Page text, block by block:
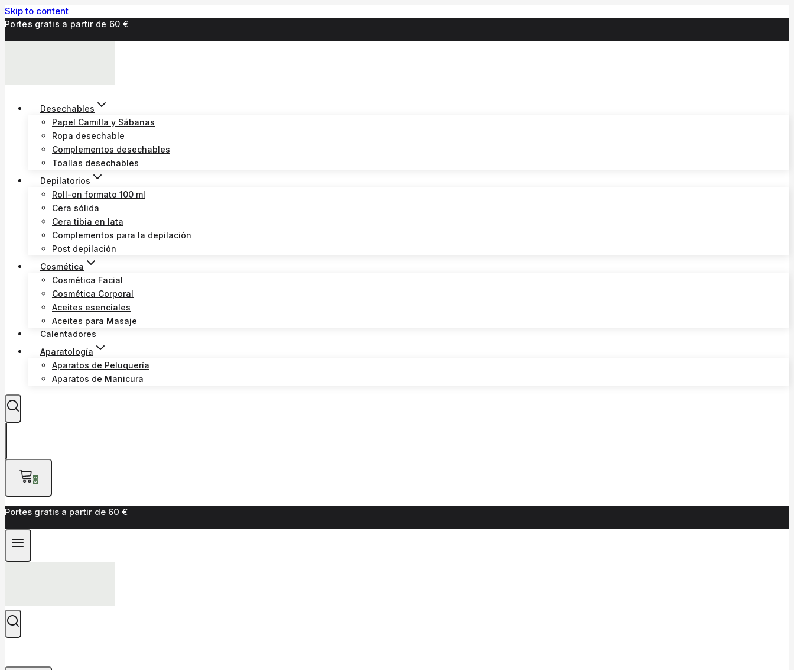
Skip to content
Portes gratis a partir de 60 €
Desechables
Papel Camilla y Sábanas
Ropa desechable
Complementos desechables
Toallas desechables
Depilatorios
Roll-on formato 100 ml
Cera sólida
Cera tibia en lata
Complementos para la depilación
Post depilación
Cosmética
Cosmética Facial
Cosmética Corporal
Aceites esenciales
Aceites para Masaje
Calentadores
Aparatología
Aparatos de Peluquería
Aparatos de Manicura
0
Portes gratis a partir de 60 €